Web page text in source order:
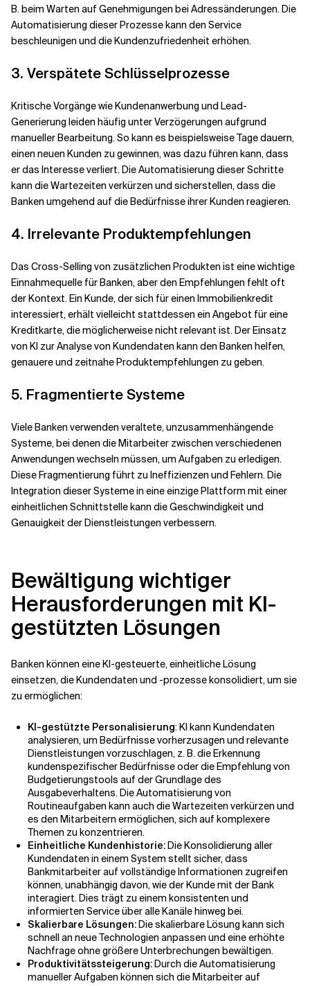
B. beim Warten auf Genehmigungen bei Adressänderungen. Die
Automatisierung dieser Prozesse kann den Service
beschleunigen und die Kundenzufriedenheit erhöhen.
3. Verspätete Schlüsselprozesse
Kritische Vorgänge wie Kundenanwerbung und Lead-
Generierung leiden häufig unter Verzögerungen aufgrund
manueller Bearbeitung. So kann es beispielsweise Tage dauern,
einen neuen Kunden zu gewinnen, was dazu führen kann, dass
er das Interesse verliert. Die Automatisierung dieser Schritte
kann die Wartezeiten verkürzen und sicherstellen, dass die
Banken umgehend auf die Bedürfnisse ihrer Kunden reagieren.
4. Irrelevante Produktempfehlungen
Das Cross-Selling von zusätzlichen Produkten ist eine wichtige
Einnahmequelle für Banken, aber den Empfehlungen fehlt oft
der Kontext. Ein Kunde, der sich für einen Immobilienkredit
interessiert, erhält vielleicht stattdessen ein Angebot für eine
Kreditkarte, die möglicherweise nicht relevant ist. Der Einsatz
von KI zur Analyse von Kundendaten kann den Banken helfen,
genauere und zeitnahe Produktempfehlungen zu geben.
5. Fragmentierte Systeme
Viele Banken verwenden veraltete, unzusammenhängende
Systeme, bei denen die Mitarbeiter zwischen verschiedenen
Anwendungen wechseln müssen, um Aufgaben zu erledigen.
Diese Fragmentierung führt zu Ineffizienzen und Fehlern. Die
Integration dieser Systeme in eine einzige Plattform mit einer
einheitlichen Schnittstelle kann die Geschwindigkeit und
Genauigkeit der Dienstleistungen verbessern.
Bewältigung wichtiger
Herausforderungen mit KI-
gestützten Lösungen
Banken können eine KI-gesteuerte, einheitliche Lösung
einsetzen, die Kundendaten und -prozesse konsolidiert, um sie
zu ermöglichen:
KI-gestützte Personalisierung: KI kann Kundendaten
analysieren, um Bedürfnisse vorherzusagen und relevante
Dienstleistungen vorzuschlagen, z. B. die Erkennung
kundenspezifischer Bedürfnisse oder die Empfehlung von
Budgetierungstools auf der Grundlage des
Ausgabeverhaltens. Die Automatisierung von
Routineaufgaben kann auch die Wartezeiten verkürzen und
es den Mitarbeitern ermöglichen, sich auf komplexere
Themen zu konzentrieren.
Einheitliche Kundenhistorie:Die Konsolidierung aller
Kundendaten in einem System stellt sicher, dass
Bankmitarbeiter auf vollständige Informationen zugreifen
können, unabhängig davon, wie der Kunde mit der Bank
interagiert. Dies trägt zu einem konsistenten und
informierten Service über alle Kanäle hinweg bei.
Skalierbare Lösungen:Die skalierbare Lösung kann sich
schnell an neue Technologien anpassen und eine erhöhte
Nachfrage ohne größere Unterbrechungen bewältigen.
Produktivitätssteigerung:Durch die Automatisierung
manueller Aufgaben können sich die Mitarbeiter auf